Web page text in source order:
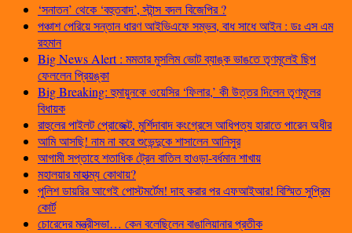
‘সনাতন’ থেকে ‘বহুতবাদ’, স্টান্স বদল বিজেপির ?
পঞ্চাশ পেরিয়ে সন্তান ধারণ আইভিএফে সম্ভব, বাধ সাধে আইন : ডঃ এস এম
রহমান
Big News Alert : মমতার মুসলিম ভোট ব্যাঙ্ক ভাঙতে তৃণমূলেই ছিপ
ফেললেন প্রিয়ঙ্কা
Big Breaking: হুমায়ুনকে ওয়েসির ‘ফিলার,’ কী উত্তর দিলেন তৃণমূলের
বিধায়ক
রাহুলের পাইলট প্রোজেক্ট, মুর্শিদাবাদ কংগ্রেসে আধিপত্য হারাতে পারেন অধীর
আমি আসছি! নাম না করে শুভেন্দুকে শাসালেন আনিসুর
আগামী সপ্তাহে শতাধিক ট্রেন বাতিল হাওড়া-বর্ধমান শাখায়
মহালয়ার মাহাত্ম্য কোথায়?
পুলিশ ডায়রির আগেই পোস্টমর্টেম! দাহ করার পর এফআইআর! বিস্মিত সুপ্রিম
কোর্ট
চোরেদের মন্ত্রীসভা… কেন বলেছিলেন বাঙালিয়ানার প্রতীক